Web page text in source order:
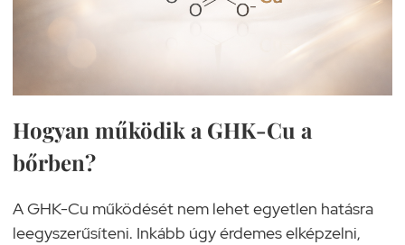
Hogyan működik a GHK-Cu a
bőrben?
A GHK-Cu működését nem lehet egyetlen hatásra
leegyszerűsíteni. Inkább úgy érdemes elképzelni,